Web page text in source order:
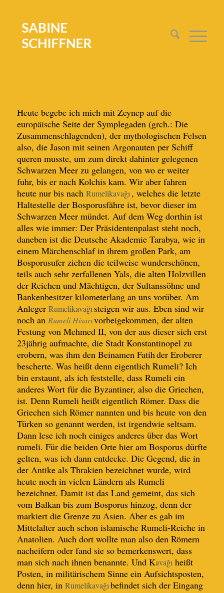
Heute begebe ich mich mit Zeynep auf die
europäische Seite der Symplegaden (grch.: Die
Zusammenschlagenden), der mythologischen Felsen
also, die Jason mit seinen Argonauten per Schiff
queren musste, um zum direkt dahinter gelegenen
Schwarzen Meer zu gelangen, von wo er weiter
fuhr, bis er nach Kolchis kam. Wir aber fahren
heute nur bis nach Rumelikavağı , welches die letzte
Haltestelle der Bosporusfähre ist, bevor dieser im
Schwarzen Meer mündet. Auf dem Weg dorthin ist
alles wie immer: Der Präsidentenpalast steht noch,
daneben ist die Deutsche Akademie Tarabya, wie in
einem Märchenschlaf in ihrem großen Park, am
Bosporusufer ziehen die teilweise wunderschönen,
teils auch sehr zerfallenen Yals, die alten Holzvillen
der Reichen und Mächtigen, der Sultanssöhne und
Bankenbesitzer kilometerlang an unsvorüber. Am
Anleger Rumelikavağı steigen wir aus. Eben sind wir
noch an Rumeli Hisarıvorbeigekommen, der alten
Festung von Mehmed II, von der aus dieser sicherst
23jährig aufmachte, die Stadt Konstantinopel zu
erobern, was ihm den Beinamen FatihderEroberer
bescherte. Was heißt denn eigentlich Rumeli? Ich
bin erstaunt, als ich feststelle, dass Rumeli ein
anderes Wort für die Byzantiner, also die Griechen,
ist. Denn Rumeli heißt eigentlich Römer. Dass die
Griechen sich Römer nannten und bis heute von den
Türken so genannt werden, ist irgendwie seltsam.
Dann lese ich noch einiges anderes über das Wort
rumeli. Für die beiden Orte hier am Bosporus dürfte
gelten, was ich dann entdecke. Die Gegend, die in
der Antike als Thrakien bezeichnet wurde, wird
heute noch in vielen Ländern als Rumeli
bezeichnet. Damit ist dasLandgemeint, das sich
vom Balkan bis zum Bosporus hinzog, denn der
markiert die Grenze zu Asien. Aber es gab im
Mittelalter auch schon islamische Rumeli-Reiche in
Anatolien. Auch dort wollte man also den Römern
nacheifern oder fand sie so bemerkenswert, dass
man sich nach ihnen benannte. Und Kavağıheißt
Posten, in militärischem Sinne ein Aufsichtsposten,
denn hier, in Rumelikavağıbefindetsich der Eingang